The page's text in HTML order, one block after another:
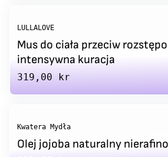
LULLALOVE
Mus do ciała przeciw
intensywna kuracja
Regular price
319,00 kr
Kwatera Mydła
Olej jojoba naturalny